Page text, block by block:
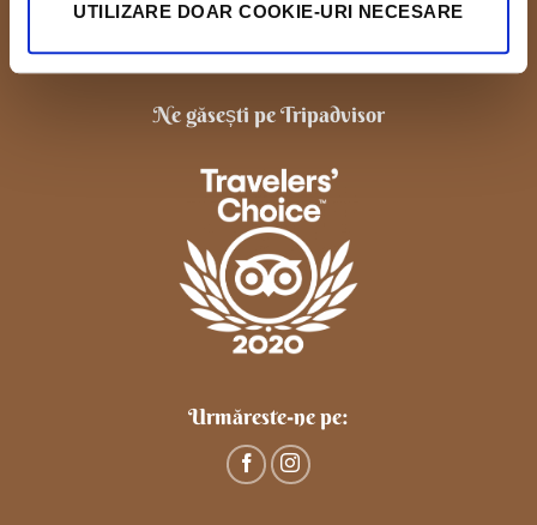
UTILIZARE DOAR COOKIE-URI NECESARE
Contact evenimente: 0769 920 410
Ne găsești pe Tripadvisor
Urmăreste-ne pe: